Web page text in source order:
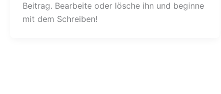
Beitrag. Bearbeite oder lösche ihn und beginne
mit dem Schreiben!